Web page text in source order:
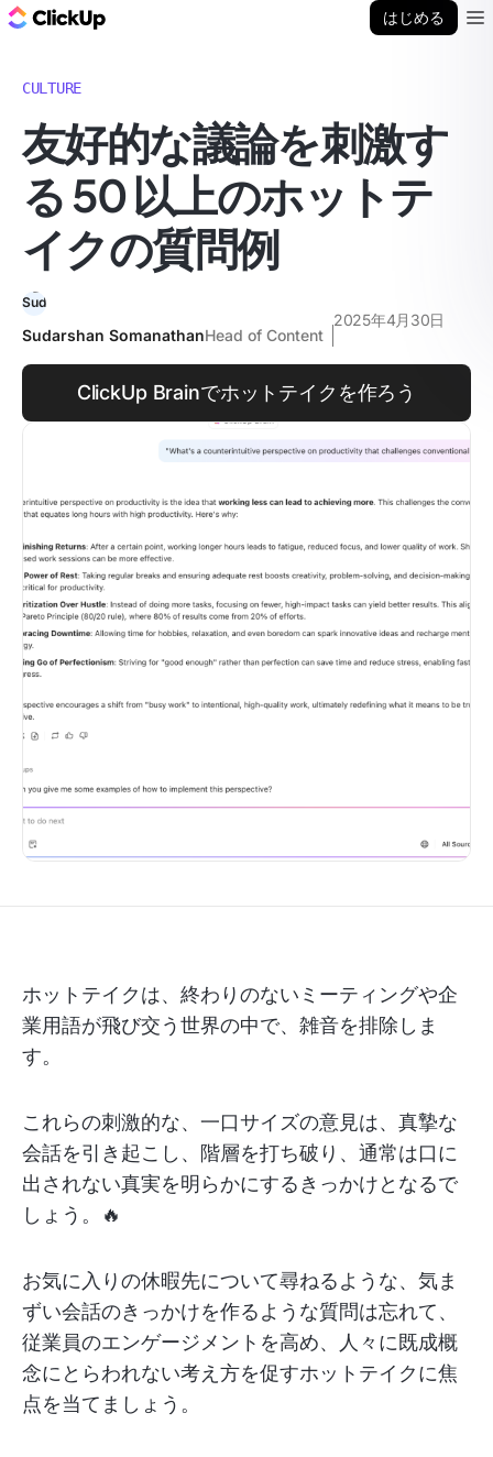
はじめる
CULTURE
友好的な議論を刺激す
る 50 以上のホットテ
イクの質問例
Sudarshan SomanathanHead of Content
2025年4月30日
ClickUp Brainでホットテイクを作ろう
ホットテイクは、終わりのないミーティングや企
業用語が飛び交う世界の中で、雑音を排除しま
す。
これらの刺激的な、一口サイズの意見は、真摯な
会話を引き起こし、階層を打ち破り、通常は口に
出されない真実を明らかにするきっかけとなるで
しょう。🔥
お気に入りの休暇先について尋ねるような、気ま
ずい会話のきっかけを作るような質問は忘れて、
従業員のエンゲージメントを高め、人々に既成概
念にとらわれない考え方を促すホットテイクに焦
点を当てましょう。